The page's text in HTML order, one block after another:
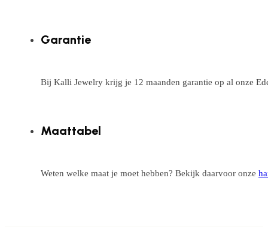
Garantie
Bij Kalli Jewelry krijg je 12 maanden garantie op al onze
Maattabel
Weten welke maat je moet hebben? Bekijk daarvoor onze